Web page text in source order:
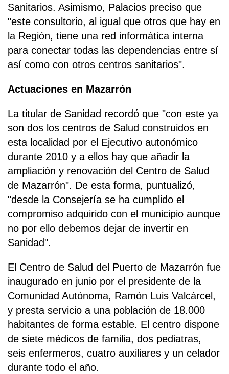
Sanitarios. Asimismo, Palacios preciso que
"este consultorio, al igual que otros que hay en
la Región, tiene una red informática interna
para conectar todas las dependencias entre sí
así como con otros centros sanitarios".
Actuaciones en Mazarrón
La titular de Sanidad recordó que "con este ya
son dos los centros de Salud construidos en
esta localidad por el Ejecutivo autonómico
durante 2010 y a ellos hay que añadir la
ampliación y renovación del Centro de Salud
de Mazarrón". De esta forma, puntualizó,
"desde la Consejería se ha cumplido el
compromiso adquirido con el municipio aunque
no por ello debemos dejar de invertir en
Sanidad".
El Centro de Salud del Puerto de Mazarrón fue
inaugurado en junio por el presidente de la
Comunidad Autónoma, Ramón Luis Valcárcel,
y presta servicio a una población de 18.000
habitantes de forma estable. El centro dispone
de siete médicos de familia, dos pediatras,
seis enfermeros, cuatro auxiliares y un celador
durante todo el año.